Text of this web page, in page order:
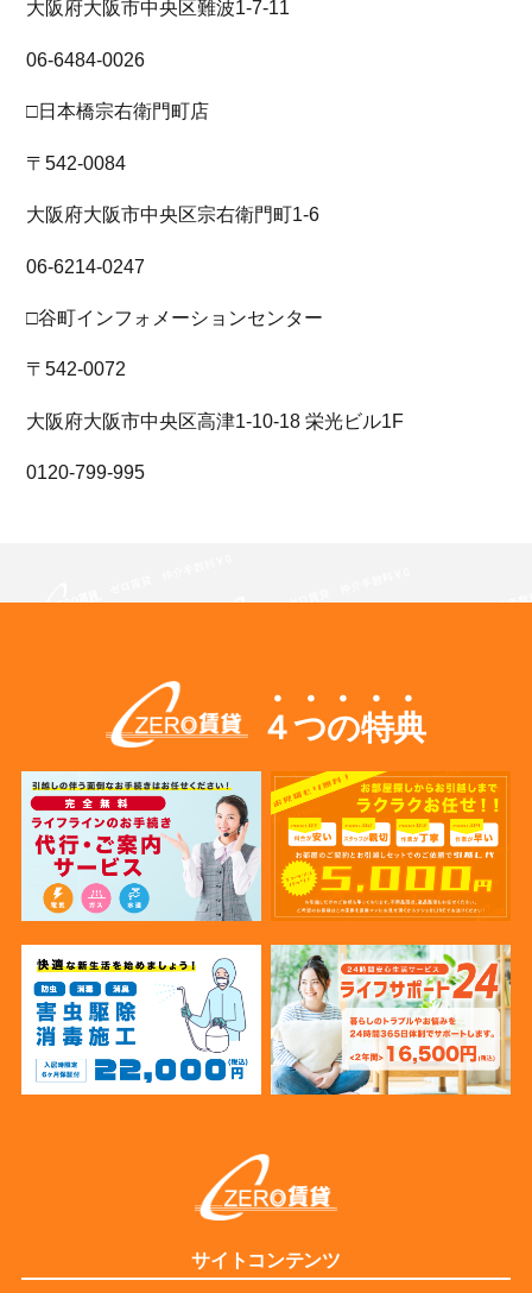
大阪府大阪市中央区難波1-7-11
06-6484-0026
□日本橋宗右衛門町店
〒542-0084
大阪府大阪市中央区宗右衛門町1-6
06-6214-0247
□谷町インフォメーションセンター
〒542-0072
大阪府大阪市中央区高津1-10-18 栄光ビル1F
0120-799-995
４つの特典
サイトコンテンツ